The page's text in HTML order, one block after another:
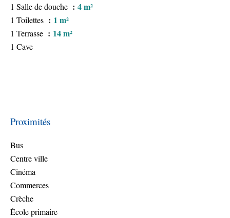
1 Salle de douche 4 m²
1 Toilettes 1 m²
1 Terrasse 14 m²
1 Cave
Proximités
Bus
Centre ville
Cinéma
Commerces
Crèche
École primaire